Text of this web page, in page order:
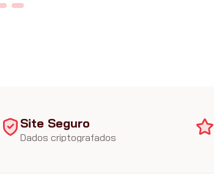
Site Seguro
Dados criptografados